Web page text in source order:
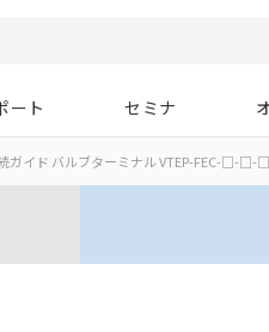
ート セミナ
続ガイド バルブターミナル VTEP-FEC-